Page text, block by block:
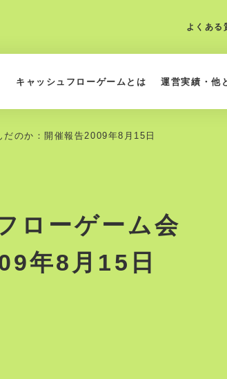
よくある
キャッシュフローゲームとは 運営実績・他
のか：開催報告2009年8月15日
ローゲーム会
年8月15日